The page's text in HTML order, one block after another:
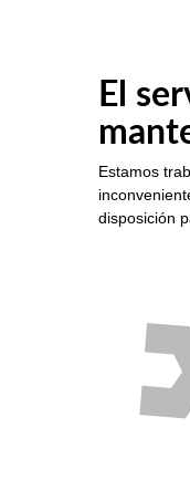
El
Estamos
disposición